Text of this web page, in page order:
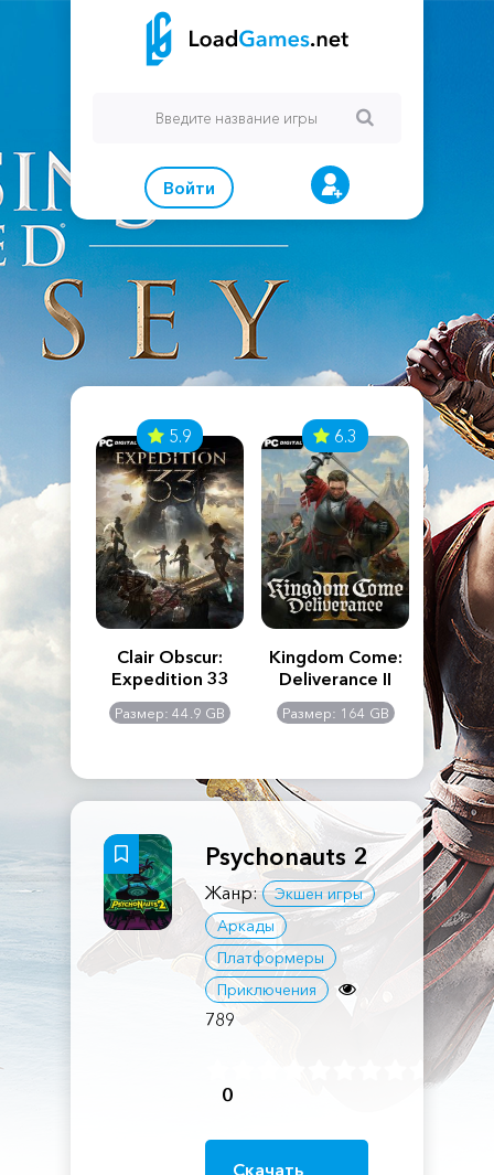
Войти
Creed
5.9
Clair Obscur:
Expedition 33
Размер: 44.9 GB
6.3
Kingdom Come:
Deliverance II
Размер: 164 GB
The
Psychonauts 2
Жанр:
Экшен игры
Аркады
Платформеры
Приключения
789
0
Скачать